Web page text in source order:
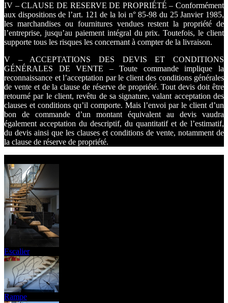
IV – CLAUSE DE RESERVE DE PROPRIÉTÉ – Conformément
aux dispositions de l’art. 121 de la loi n° 85-98 du 25 Janvier 1985,
les marchandises ou fournitures vendues restent la propriété de
l’entreprise, jusqu’au paiement intégral du prix. Toutefois, le client
supporte tous les risques les concernant à compter de la livraison.
V – ACCEPTATIONS DES DEVIS ET CONDITIONS
GÉNÉRALES DE VENTE – Toute commande implique la
reconnaissance et l’acceptation par le client des conditions générales
de vente et de la clause de réserve de propriété. Tout devis doit être
retourné par le client, revêtu de sa signature, valant acceptation des
clauses et conditions qu’il comporte. Mais l’envoi par le client d’un
bon de commande d’un montant équivalent au devis vaudra
également acceptation du descriptif, du quantitatif et de l’estimatif,
du devis ainsi que les clauses et conditions de vente, notamment de
la clause de réserve de propriété.
Escalier
Rampe